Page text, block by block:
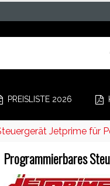
PREISLISTE 2026
Jetprime für
Programmierbares